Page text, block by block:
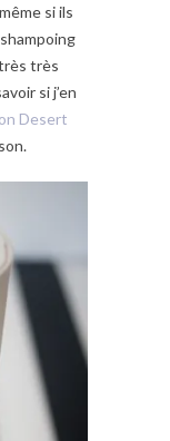
si ils
très
si j’en
Desert